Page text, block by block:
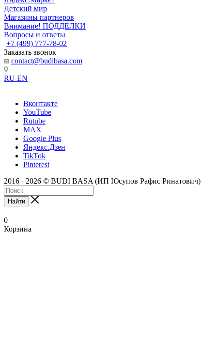
Детский мир
Магазины партнеров
Внимание! ПОДДЕЛКИ
Вопросы и ответы
+7 (499) 777-78-02
Заказать звонок
contact@budibasa.com
RU EN
Вконтакте
YouTube
Rutube
MAX
Google Plus
Яндекс.Дзен
TikTok
Pinterest
2016 - 2026 © BUDI BASA (ИП Юсупов Рафис Ринатович)
Найти
0
Корзина